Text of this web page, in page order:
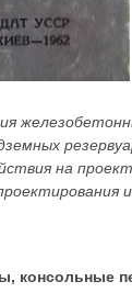
на
консольные